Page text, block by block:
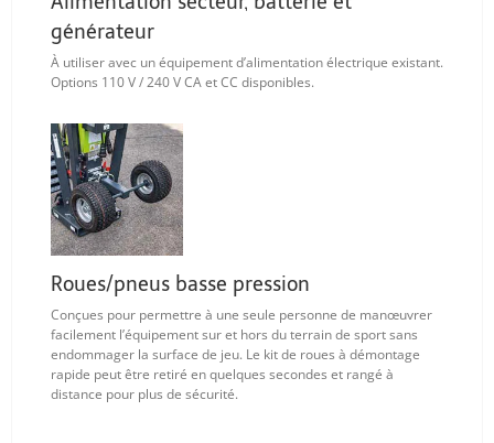
générateur
À utiliser avec un équipement d’alimentation électrique existant.
Options 110 V / 240 V CA et CC disponibles.
Roues/pneus basse pression
Conçues pour permettre à une seule personne de manœuvrer
facilement l’équipement sur et hors du terrain de sport sans
endommager la surface de jeu. Le kit de roues à démontage
rapide peut être retiré en quelques secondes et rangé à
distance pour plus de sécurité.